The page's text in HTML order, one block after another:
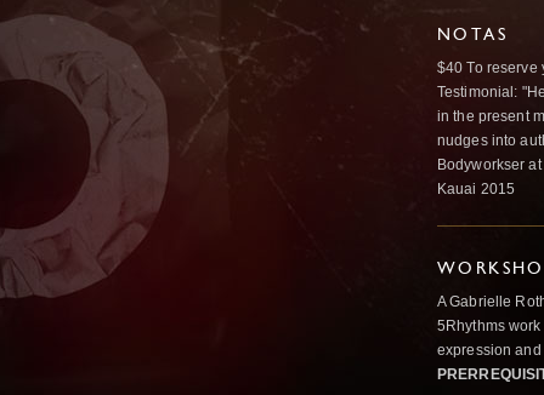
NOTAS
$40 To reserve
Testimonial:
in the present
nudges into
Bodyworkser
Kauai 2015
A Gabrielle
5Rhythms
expression